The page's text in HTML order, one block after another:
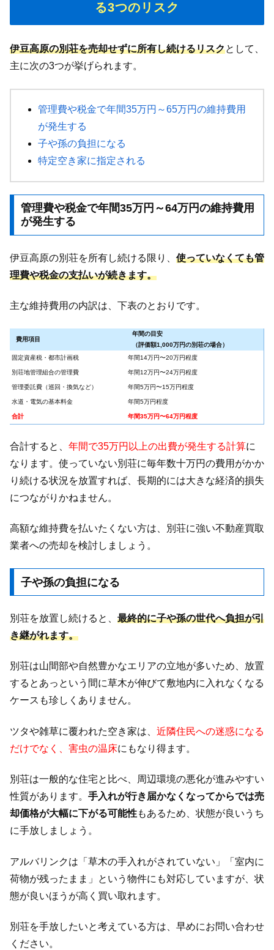
る3つのリスク
伊豆高原の別荘を売却せずに所有し続けるリスクとして、
主に次の3つが挙げられます。
管理費や税金で年間35万円～65万円の維持費用
が発生する
子や孫の負担になる
特定空き家に指定される
管理費や税金で年間35万円～64万円の維持費用
が発生する
伊豆高原の別荘を所有し続ける限り、 使っていなくても管
理費や税金の支払いが続きます。
主な維持費用の内訳は、下表のとおりです。
費用項目
年間の目安
（評価額1,000万円の別荘の場合）
固定資産税・都市計画税
年間14万円〜20万円程度
別荘地管理組合の管理費 年間12万円〜24万円程度
管理委託費（巡回・換気など） 年間5万円〜15万円程度
水道・電気の基本料金 年間5万円程度
合計 年間35万円〜64万円程度
合計すると、 年間で35万円以上の出費が発生する計算に
なります。使っていない別荘に毎年数十万円の費用がかか
り続ける状況を放置すれば、長期的には大きな経済的損失
につながりかねません。
高額な維持費を払いたくない方は、別荘に強い不動産買取
業者への売却を検討しましょう。
子や孫の負担になる
別荘を放置し続けると、 最終的に子や孫の世代へ負担が引
き継がれます。
別荘は山間部や自然豊かなエリアの立地が多いため、放置
するとあっという間に草木が伸びて敷地内に入れなくなる
ケースも珍しくありません。
ツタや雑草に覆われた空き家は、 近隣住民への迷惑になる
だけでなく、害虫の温床にもなり得ます。
別荘は一般的な住宅と比べ、周辺環境の悪化が進みやすい
性質があります。 手入れが行き届かなくなってからでは売
却価格が大幅に下がる可能性もあるため、状態が良いうち
に手放しましょう。
アルバリンクは「草木の手入れがされていない」「室内に
荷物が残ったまま」という物件にも対応していますが、状
態が良いほうが高く買い取れます。
別荘を手放したいと考えている方は、早めにお問い合わせ
ください。